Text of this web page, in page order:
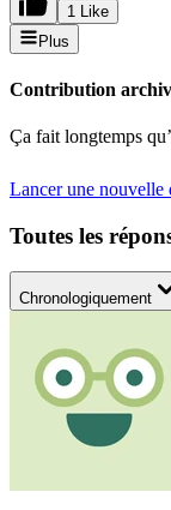
1 Like
Plus
Contribution
Ça fait longtemps
Lancer une nouvelle
Toutes les
Chronologiquement